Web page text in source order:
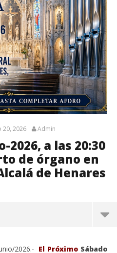
20, 2026 Admin
2026, a las 20:30
de órgano en
de Henares
2026.- El Próximo Sábado